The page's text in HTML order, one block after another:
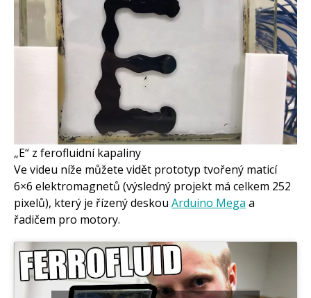
„E“ z ferofluidní kapaliny
Ve videu níže můžete vidět prototyp tvořený maticí
6×6 elektromagnetů (výsledný projekt má celkem 252
pixelů), který je řízený deskou Arduino Mega a
řadičem pro motory.